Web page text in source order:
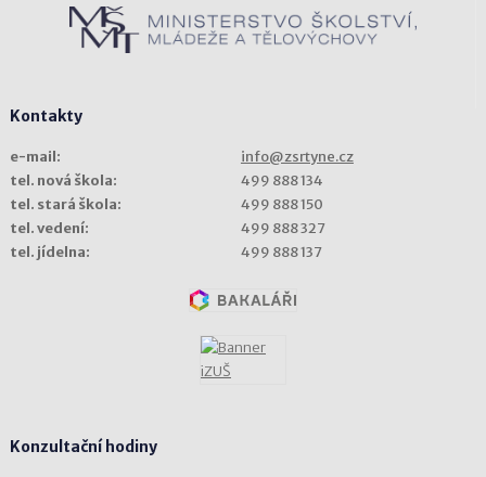
Kontakty
e-mail:
info@zsrtyne.cz
tel. nová škola:
499 888 134
tel. stará škola:
499 888 150
tel. vedení:
499 888 327
tel. jídelna:
499 888 137
Konzultační hodiny